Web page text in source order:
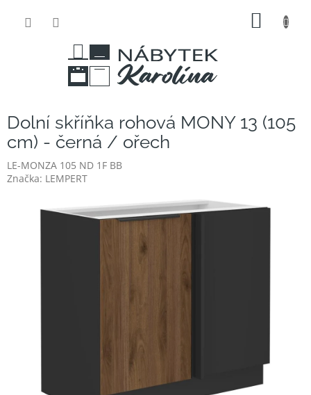
Dolní skříňka rohová MONY 13 (105
cm) - černá / ořech
LE-MONZA 105 ND 1F BB
Značka: LEMPERT